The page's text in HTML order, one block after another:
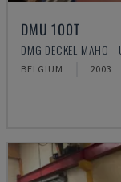
DMU 100T
DMG DECKEL MAHO -
BELGIUM 2003